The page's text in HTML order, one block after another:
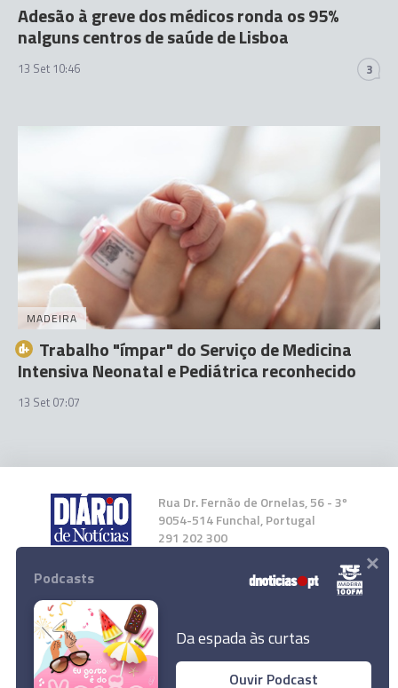
Adesão à greve dos médicos ronda os 95%
nalguns centros de saúde de Lisboa
13 Set 10:46 3
MADEIRA
Trabalho "ímpar" do Serviço de Medicina
Intensiva Neonatal e Pediátrica reconhecido
13 Set 07:07
Rua Dr. Fernão de Ornelas, 56 - 3º
9054-514 Funchal, Portugal
291 202 300
Instale a nossa App
Podcasts
Da espada às curtas
Ouvir Podcast
×